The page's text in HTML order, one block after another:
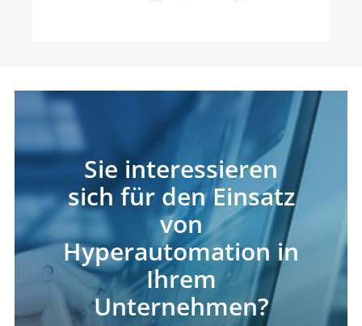
Sie interessieren
sich für den Einsatz
von
Hyperautomation in
Ihrem
Unternehmen?